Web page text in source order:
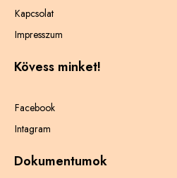
Kapcsolat
Impresszum
Kövess minket!
Facebook
Intagram
Dokumentumok